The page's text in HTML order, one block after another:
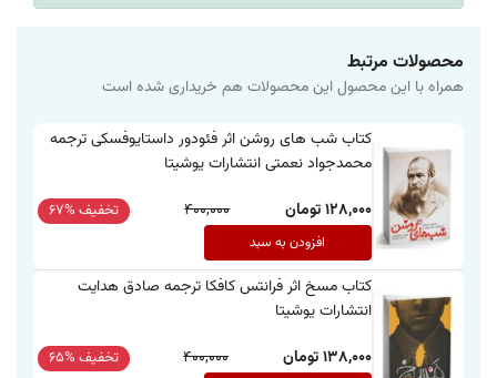
محصولات مرتبط
همراه با این محصول این محصولات هم خریداری شده است
کتاب شب های روشن اثر فئودور داستایوفسکی ترجمه
محمدجواد نعمتی انتشارات یوشیتا
128,000 تومان
400,000 تخفیف %67
افزودن به سبد
کتاب مسخ اثر فرانتس کافکا ترجمه صادق هدایت
انتشارات یوشیتا
138,000 تومان
400,000 تخفیف %65